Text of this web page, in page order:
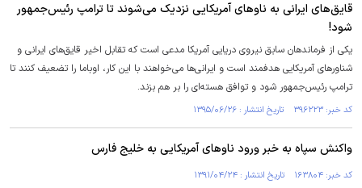
قایق‌های ایرانی به ناوهای آمریکایی نزدیک می‌شوند تا ترامپ رئیس‌جمهور
شود!
یکی از فرماندهان سابق نیروی دریایی آمریکا مدعی است که تقابل اخیر قایق‌های ایرانی و
شناورهای آمریکایی هدفمند است و ایرانی‌ها می‌خواهند با این کار، اوباما را تضعیف کنند تا
ترامپ رئیس‌جمهور شود و توافق هسته‌ای را بر هم بزند.
کد خبر: ۳۹۶۲۲۳ تاریخ انتشار : ۱۳۹۵/۰۶/۲۶
واکنش سپاه به خبر ورود ناوهای آمریکایی به خلیج فارس
کد خبر: ۱۶۳۸۰۴ تاریخ انتشار : ۱۳۹۱/۰۴/۲۴